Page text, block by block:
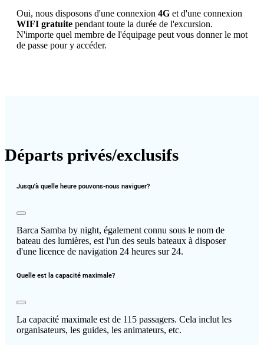
Oui, nous disposons d'une connexion 4G et d'une connexion
WIFI gratuite pendant toute la durée de l'excursion.
N'importe quel membre de l'équipage peut vous donner le mot
de passe pour y accéder.
Départs privés/exclusifs
Jusqu'à quelle heure pouvons-nous naviguer?
Barca Samba by night, également connu sous le nom de
bateau des lumières, est l'un des seuls bateaux à disposer
d'une licence de navigation 24 heures sur 24.
Quelle est la capacité maximale?
La capacité maximale est de 115 passagers. Cela inclut les
organisateurs, les guides, les animateurs, etc.